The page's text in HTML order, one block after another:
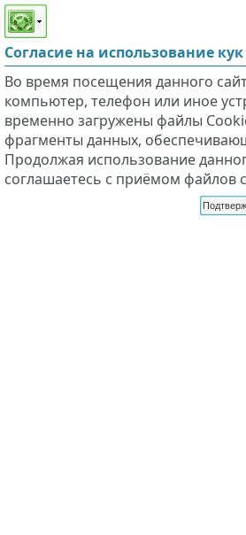
Этот сайт поддерживает
слабовидящих
Согласие на использование кук
Во время посещения данного
компьютер, телефон или иное
временно загружены файлы
фрагменты данных,
Продолжая использование
соглашаетесь с приёмом файлов